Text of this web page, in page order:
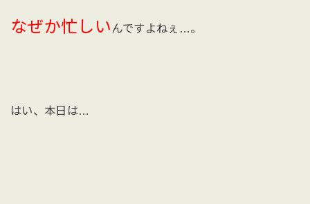
なぜか忙しい んですよねぇ…。
はい、本日は…